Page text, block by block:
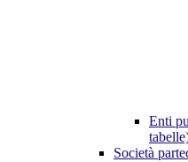
Enti
Società